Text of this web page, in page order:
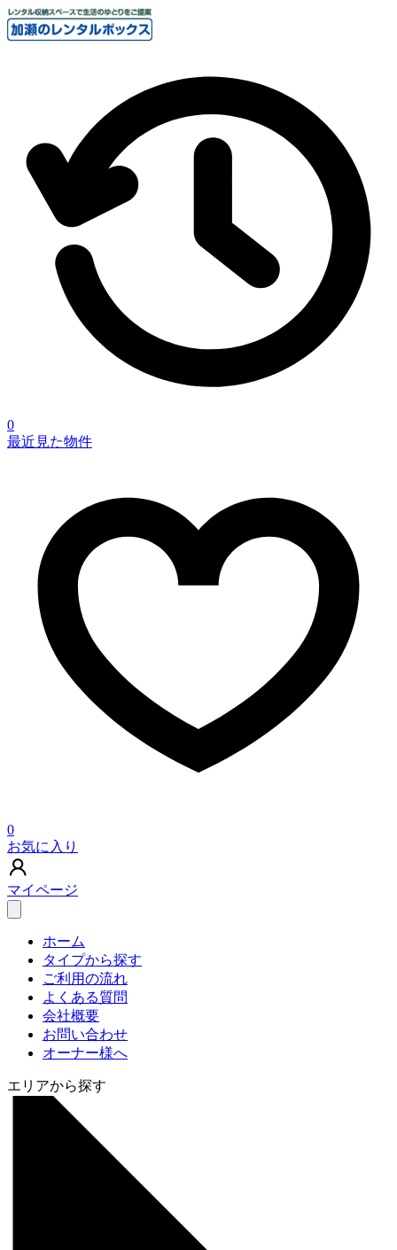
0
最近見た物件
0
お気に入り
マイページ
ホーム
タイプから探す
ご利用の流れ
よくある質問
会社概要
お問い合わせ
オーナー様へ
エリアから探す